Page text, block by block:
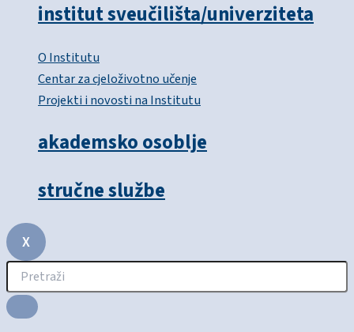
institut sveučilišta/univerziteta
O Institutu
Centar za cjeloživotno učenje
Projekti i novosti na Institutu
akademsko osoblje
stručne službe
X